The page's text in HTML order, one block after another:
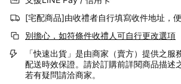
[宅配商品]由收禮者自行填寫收件地址，便
別擔心，如符條件收禮人可自行更改選項
「快速出貨」是由商家（賣方）提供之服
配送時效保證。請於訂購前詳閱商品描述
若有疑問請洽商家。